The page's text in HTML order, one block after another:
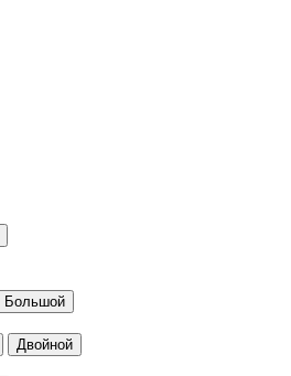
Большой
Двойной